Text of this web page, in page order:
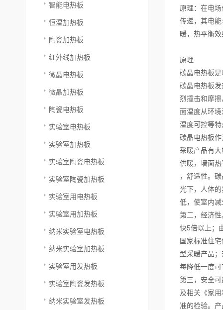
智能电热板
恒温加热板
陶瓷加热板
红外线加热板
微晶电热板
微晶加热板
陶瓷电热板
实验室电热板
实验室加热板
实验室陶瓷电热板
实验室陶瓷加热板
实验室用电热板
实验室用加热板
纳米实验室电热板
纳米实验室加热板
实验室用发热板
实验室陶瓷发热板
纳米实验室发热板
原理：在电
传递，其电
暖，热平衡
原理
碳晶电热板
碳晶电热板
烈撞击和摩
面温度从环
温度可控等
碳晶电热板
采暖产品有
供暖，墙面
，舒适性。
光下，人体
低，使室内
第二，经济
快5倍以上；
国家标准住
型采暖产品
每降低一度
第三，安全
及相关《家
准的检验。